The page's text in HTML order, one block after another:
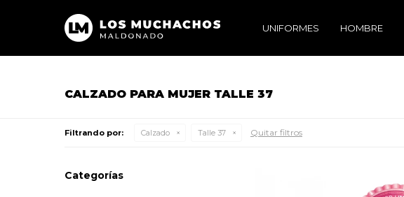
UNIFORMES HOMBRE
CALZADO PARA MUJER TALLE 37
Filtrando por: Calzado Talle 37 Quitar filtros
Categorías